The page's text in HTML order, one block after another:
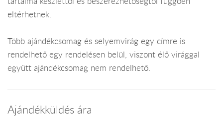
eltérhetnek.
Több ajándékcsomag és selyemvirág egy címre is
rendelhető egy rendelésen belül, viszont élő virággal
együtt ajándékcsomag nem rendelhető.
Ajándékküldés ára